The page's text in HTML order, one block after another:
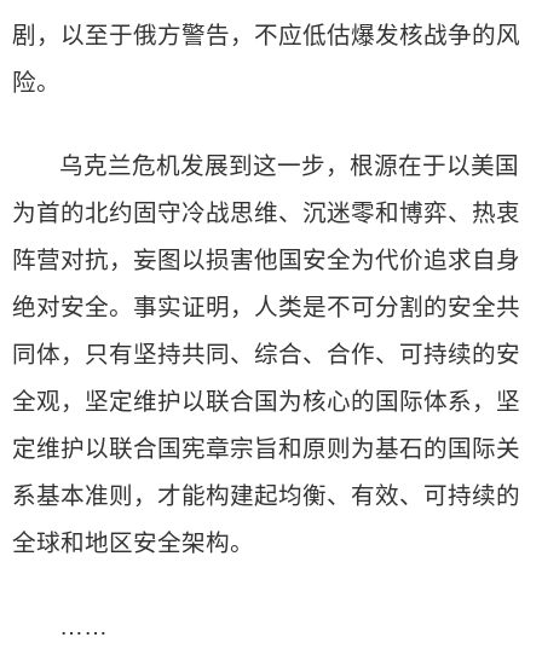
剧，以至于俄方警告，不应低估爆发核战争的风
险。
乌克兰危机发展到这一步，根源在于以美国
为首的北约固守冷战思维、沉迷零和博弈、热衷
阵营对抗，妄图以损害他国安全为代价追求自身
绝对安全。事实证明，人类是不可分割的安全共
同体，只有坚持共同、综合、合作、可持续的安
全观，坚定维护以联合国为核心的国际体系，坚
定维护以联合国宪章宗旨和原则为基石的国际关
系基本准则，才能构建起均衡、有效、可持续的
全球和地区安全架构。
……